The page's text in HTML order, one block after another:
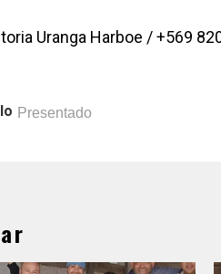
Uranga Harboe / +569
Presentado